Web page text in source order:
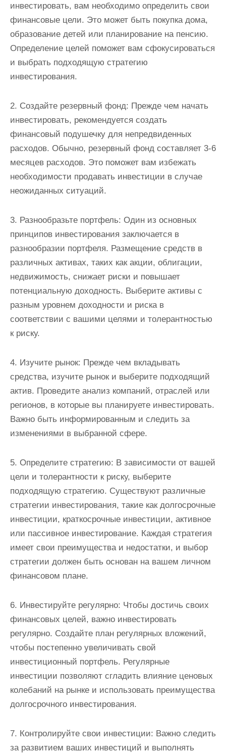
инвестировать, вам необходимо определить свои
финансовые цели. Это может быть покупка дома,
образование детей или планирование на пенсию.
Определение целей поможет вам сфокусироваться
и выбрать подходящую стратегию
инвестирования.
2. Создайте резервный фонд: Прежде чем начать
инвестировать, рекомендуется создать
финансовый подушечку для непредвиденных
расходов. Обычно, резервный фонд составляет 3-6
месяцев расходов. Это поможет вам избежать
необходимости продавать инвестиции в случае
неожиданных ситуаций.
3. Разнообразьте портфель: Один из основных
принципов инвестирования заключается в
разнообразии портфеля. Размещение средств в
различных активах, таких как акции, облигации,
недвижимость, снижает риски и повышает
потенциальную доходность. Выберите активы с
разным уровнем доходности и риска в
соответствии с вашими целями и толерантностью
к риску.
4. Изучите рынок: Прежде чем вкладывать
средства, изучите рынок и выберите подходящий
актив. Проведите анализ компаний, отраслей или
регионов, в которые вы планируете инвестировать.
Важно быть информированным и следить за
изменениями в выбранной сфере.
5. Определите стратегию: В зависимости от вашей
цели и толерантности к риску, выберите
подходящую стратегию. Существуют различные
стратегии инвестирования, такие как долгосрочные
инвестиции, краткосрочные инвестиции, активное
или пассивное инвестирование. Каждая стратегия
имеет свои преимущества и недостатки, и выбор
стратегии должен быть основан на вашем личном
финансовом плане.
6. Инвестируйте регулярно: Чтобы достичь своих
финансовых целей, важно инвестировать
регулярно. Создайте план регулярных вложений,
чтобы постепенно увеличивать свой
инвестиционный портфель. Регулярные
инвестиции позволяют сгладить влияние ценовых
колебаний на рынке и использовать преимущества
долгосрочного инвестирования.
7. Контролируйте свои инвестиции: Важно следить
за развитием ваших инвестиций и выполнять